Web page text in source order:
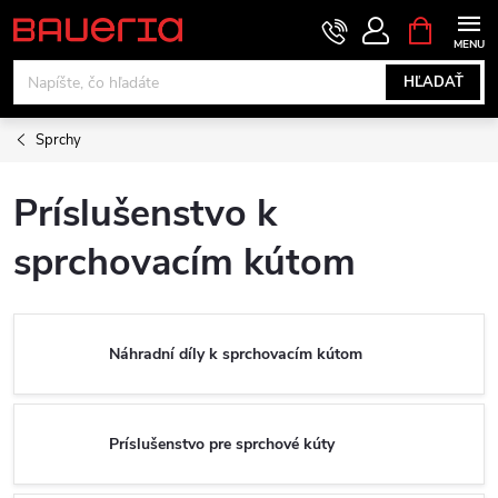
Prejsť
na
obsah
HĽADAŤ
KOŠÍK
Sprchy
Príslušenstvo k
sprchovacím kútom
Náhradní díly k sprchovacím kútom
Príslušenstvo pre sprchové kúty